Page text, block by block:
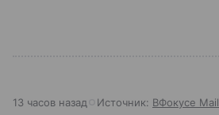
13 часов назад Источник: ВФокусе Mail